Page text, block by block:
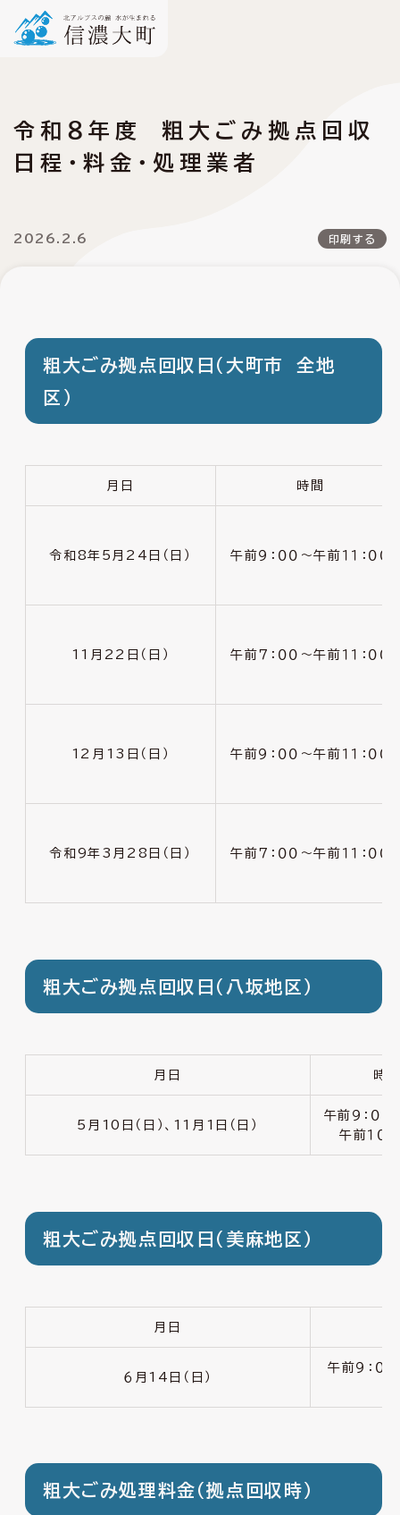
令和８年度 粗大ごみ拠点回収
日程・料金・処理業者
2026.2.6 印刷する
粗大ごみ拠点回収日（大町市 全地
区）
月日 時間
令和8年5月24日（日） 午前９：００〜午前１１：００
11月22日（日） 午前７：００〜午前１１：００
12月13日（日） 午前９：００〜午前１１：００
令和9年3月28日（日） 午前７：００〜午前１１：００
粗大ごみ拠点回収日（八坂地区）
月日 時
5月10日（日）、11月1日（日）
午前９：０
午前１０
粗大ごみ拠点回収日（美麻地区）
月日
６月14日（日）
午前９：０
粗大ごみ処理料金（拠点回収時）